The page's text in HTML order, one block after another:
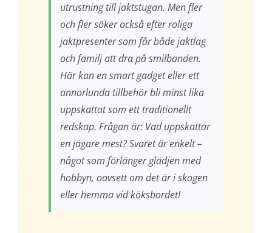
utrustning till jaktstugan. Men fler
och fler söker också efter roliga
jaktpresenter som får både jaktlag
och familj att dra på smilbanden.
Här kan en smart gadget eller ett
annorlunda tillbehör bli minst lika
uppskattat som ett traditionellt
redskap. Frågan är: Vad uppskattar
en jägare mest?Svaret är enkelt –
något som förlänger glädjen med
hobbyn, oavsett om det är i skogen
eller hemma vid köksbordet!